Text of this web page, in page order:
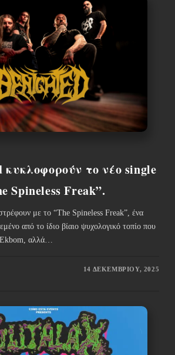
κυκλοφορούν το νέο single
Spineless Freak”.
με το “The Spineless Freak”, ένα
από το ίδιο βίαιο ψυχολογικό τοπίο που
Ekbom, αλλά…
14 ΔΕΚΕΜΒΡΊΟΥ, 2025